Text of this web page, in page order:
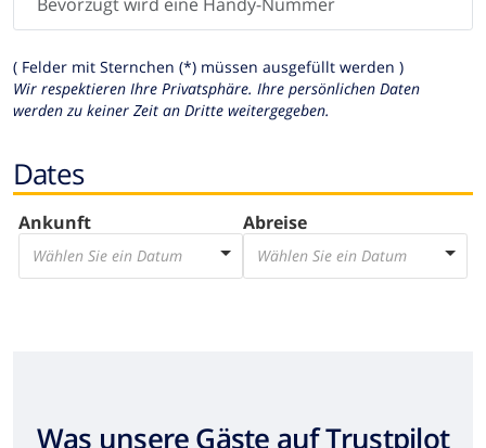
( Felder mit Sternchen (*) müssen ausgefüllt werden )
Wir respektieren Ihre Privatsphäre. Ihre persönlichen Daten
werden zu keiner Zeit an Dritte weitergegeben.
Dates
Ankunft
Wählen Sie ein Datum
Abreise
Wählen Sie ein Datum
Was unsere Gäste auf Trustpilot